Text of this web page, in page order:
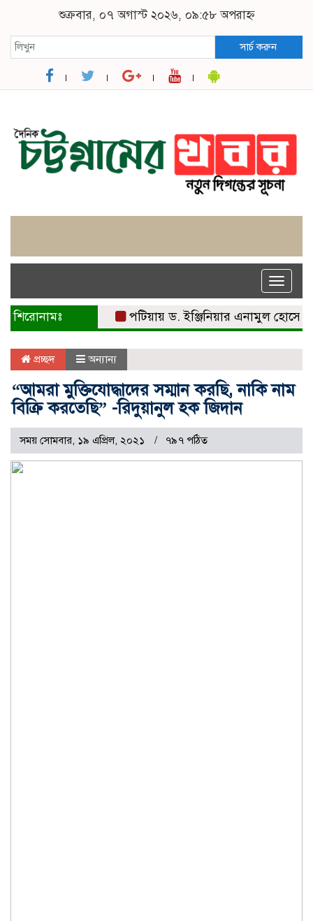
শুক্রবার, ০৭ অগাস্ট ২০২৬, ০৯:৫৮ অপরাহ্ন
সার্চ করুন
Toggle
শিরোনামঃ পটিয়ায় ড. ইঞ্জিনিয়ার এনামুল হোসেনকে
প্রচ্ছদ অন্যান্য
“আমরা মুক্তিযোদ্ধাদের সম্মান করছি, নাকি নাম
বিক্রি করতেছি” -রিদুয়ানুল হক জিদান
সময় সোমবার, ১৯ এপ্রিল, ২০২১ ৭৯৭ পঠিত